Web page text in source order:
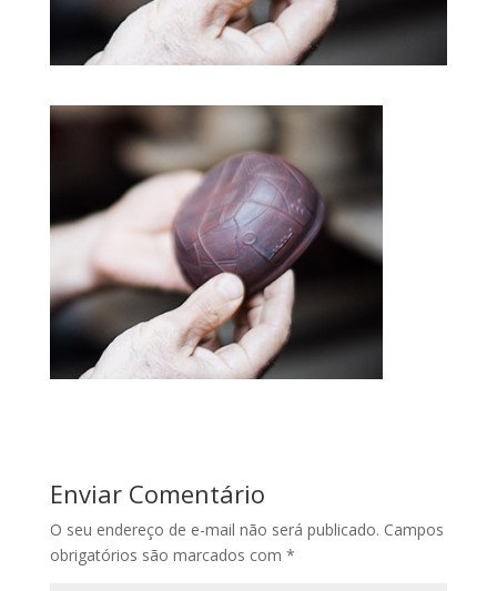
Enviar Comentário
O seu endereço de e-mail não será publicado. Campos
obrigatórios são marcados com *